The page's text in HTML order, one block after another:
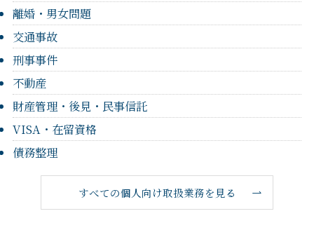
離婚・男女問題
交通事故
刑事事件
不動産
財産管理・後見・民事信託
VISA・在留資格
債務整理
すべての個人向け取扱業務を見る